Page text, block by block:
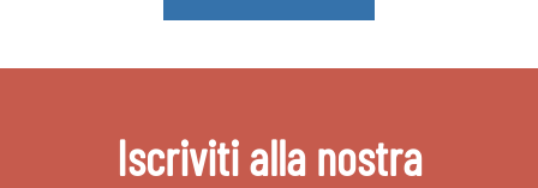
Iscriviti alla nostra